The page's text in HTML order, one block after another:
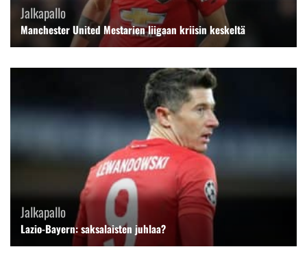
Jalkapallo
Manchester United Mestarien liigaan kriisin keskeltä
Jalkapallo
Lazio-Bayern: saksalaisten juhlaa?